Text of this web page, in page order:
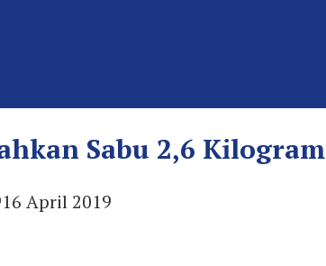
Sabu 2,6 Kilogram
16 April 2019